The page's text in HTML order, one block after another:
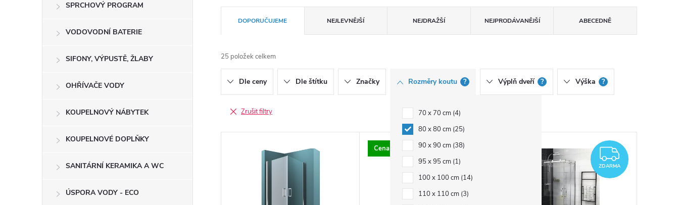
SPRCHOVÝ PROGRAM
VODOVODNÍ BATERIE
SIFONY, VÝPUSTĚ, ŽLABY
OHŘÍVAČE VODY
KOUPELNOVÝ NÁBYTEK
KOUPELNOVÉ DOPLŇKY
SANITÁRNÍ KERAMIKA A WC
ÚSPORA VODY - ECO
a
z
e
n
DOPORUČUJEME NEJLEVNĚJŠÍ NEJDRAŽŠÍ NEJPRODÁVANĚJŠÍ ABECEDNĚ
25 položek celkem
Dle ceny Dle štítku Značky Rozměry koutu ?
70 x 70 cm 4
80 x 80 cm 25
90 x 90 cm 38
95 x 95 cm 1
100 x 100 cm 14
110 x 110 cm 3
Výplň dveří ? Výška ?
Zrušit filtry
Cena včetně vaničky
ZDARMA